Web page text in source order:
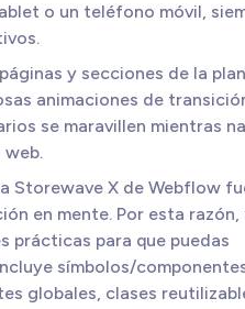
o un teléfono móvil,
y secciones de la
animaciones de
se maravillen mientras
Storewave X de Webflow
en mente. Por esta
prácticas para que puedas
símbolos/
globales, clases